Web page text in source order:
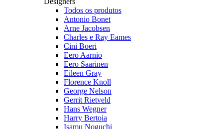
Todos os produtos
Antonio Bonet
Arne Jacobsen
Charles e Ray Eames
Cini Boeri
Eero Aarnio
Eero Saarinen
Eileen Gray
Florence Knoll
George Nelson
Gerrit Rietveld
Hans Wegner
Harry Bertoia
Isamu Noguchi